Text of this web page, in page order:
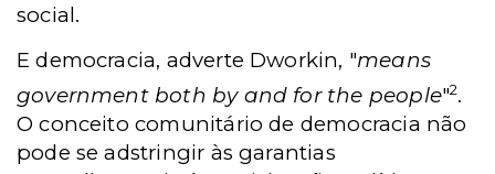
social.
E democracia, adverte Dworkin, "means
government both by and for the people"2.
O conceito comunitário de democracia não
pode se adstringir às garantias